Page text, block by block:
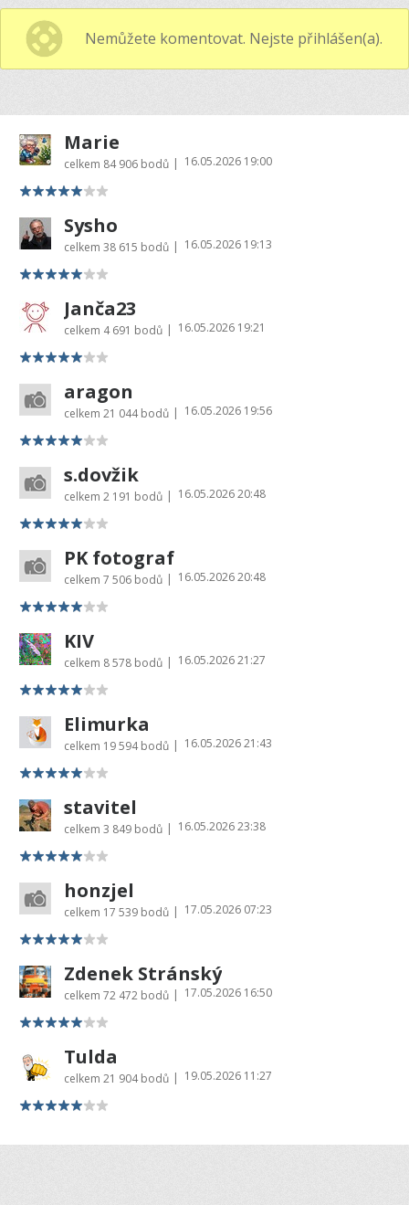
Nemůžete komentovat. Nejste přihlášen(a).
Marie
celkem 84 906 bodů | 16.05.2026 19:00
Sysho
celkem 38 615 bodů | 16.05.2026 19:13
Janča23
celkem 4 691 bodů | 16.05.2026 19:21
aragon
celkem 21 044 bodů | 16.05.2026 19:56
s.dovžik
celkem 2 191 bodů | 16.05.2026 20:48
PK fotograf
celkem 7 506 bodů | 16.05.2026 20:48
KIV
celkem 8 578 bodů | 16.05.2026 21:27
Elimurka
celkem 19 594 bodů | 16.05.2026 21:43
stavitel
celkem 3 849 bodů | 16.05.2026 23:38
honzjel
celkem 17 539 bodů | 17.05.2026 07:23
Zdenek Stránský
celkem 72 472 bodů | 17.05.2026 16:50
Tulda
celkem 21 904 bodů | 19.05.2026 11:27